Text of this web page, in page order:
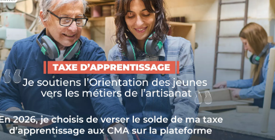
comprendre, anticiper et agir.
CETTE
de l’Artisanat) est le référentiel de référence
d’une entreprise artisanale. Attribuée
: